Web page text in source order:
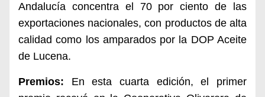
Andalucía concentra el 70 por ciento de las
exportaciones nacionales, con productos de alta
calidad como los amparados por la DOP Aceite
de Lucena.
Premios: En esta cuarta edición, el primer